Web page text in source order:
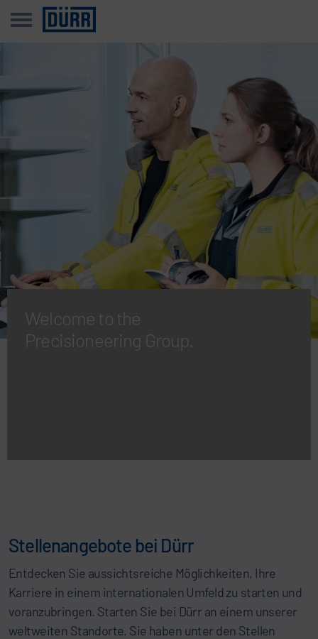
Welcome to the
Precisioneering Group.
Stellenangebote bei Dürr
Entdecken Sie aussichtsreiche Möglichkeiten, Ihre
Karriere in einem internationalen Umfeld zu starten und
voranzubringen. Starten Sie bei Dürr an einem unserer
weltweiten Standorte. Sie haben unter den Stellen